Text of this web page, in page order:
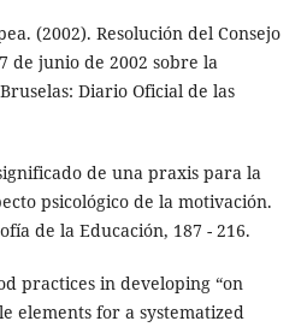
(2002). Resolución del Consejo
de junio de 2002 sobre la
Diario Oficial de las
de una praxis para la
psicológico de la motivación.
de la Educación, 187 - 216.
practices in developing “on
elements for a systematized